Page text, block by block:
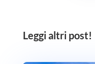
Leggi altri post!